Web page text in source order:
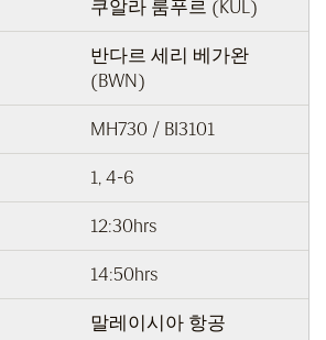
쿠알라 룸푸르 (KUL)
반다르 세리 베가완
(BWN)
MH730 / BI3101
1, 4-6
12:30hrs
14:50hrs
말레이시아 항공